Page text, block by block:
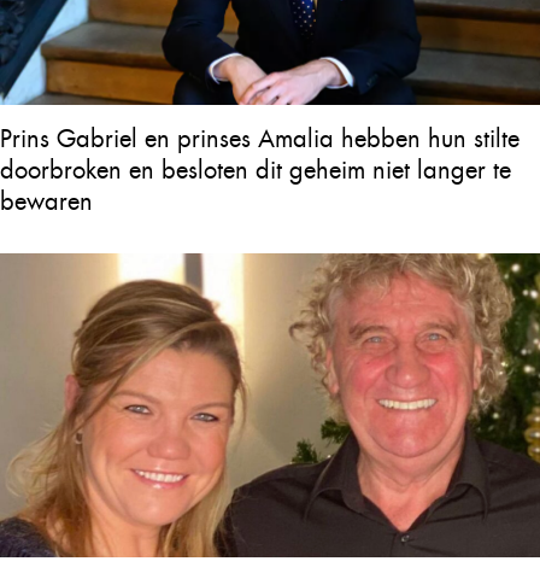
Prins Gabriel en prinses Amalia hebben hun stilte
doorbroken en besloten dit geheim niet langer te
bewaren